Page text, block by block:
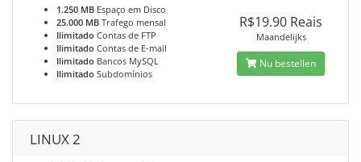
1.250 MB Espaço em Disco
25.000 MB Trafego mensal
Ilimitado Contas de FTP
Ilimitado Contas de E-mail
Ilimitado Bancos MySQL
Ilimitado Subdomínios
R$19.90 Reais
Maandelijks
Nu bestellen
LINUX 2